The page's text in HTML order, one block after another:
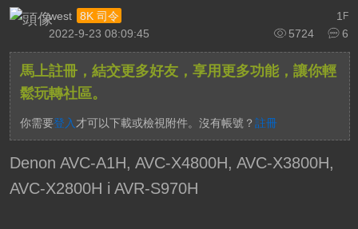
1 F
west
8K 司令
5724
6
2022-9-23 08:09:45
馬上註冊，結交更多好友，享用更多功能，讓你輕
鬆玩轉社區。
你需要登入 才可以下載或檢視附件。沒有帳號？ 註冊
Denon AVC-A1H, AVC-X4800H, AVC-X3800H,
AVC-X2800H i AVR-S970H